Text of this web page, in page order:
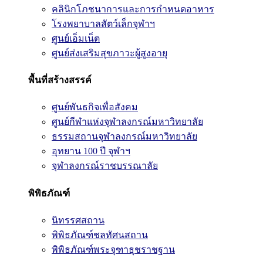
คลินิกโภชนาการและการกำหนดอาหาร
โรงพยาบาลสัตว์เล็กจุฬาฯ
ศูนย์เอ็มเน็ต
ศูนย์ส่งเสริมสุขภาวะผู้สูงอายุ
พื้นที่สร้างสรรค์
ศูนย์พันธกิจเพื่อสังคม
ศูนย์กีฬาแห่งจุฬาลงกรณ์มหาวิทยาลัย
ธรรมสถานจุฬาลงกรณ์มหาวิทยาลัย
อุทยาน 100 ปี จุฬาฯ
จุฬาลงกรณ์ราชบรรณาลัย
พิพิธภัณฑ์
นิทรรศสถาน
พิพิธภัณฑ์ชลทัศนสถาน
พิพิธภัณฑ์พระจุฑาธุชราชฐาน